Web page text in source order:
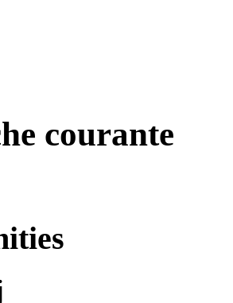
courante